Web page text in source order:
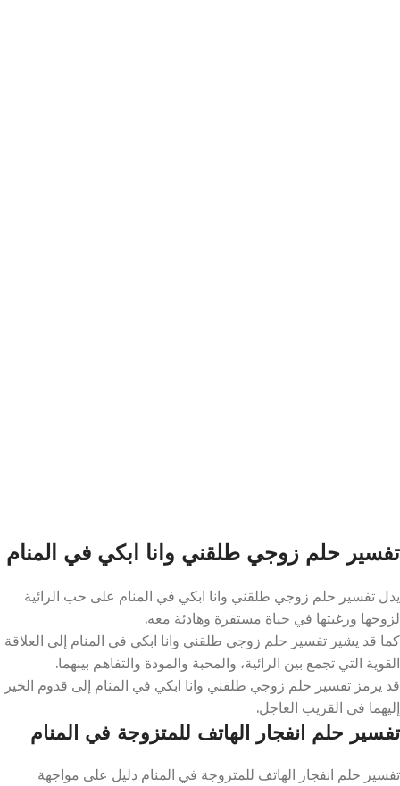
تفسير حلم زوجي طلقني وانا ابكي في المنام
يدل تفسير حلم زوجي طلقني وانا ابكي في المنام على حب الرائية
لزوجها ورغبتها في حياة مستقرة وهادئة معه.
كما قد يشير تفسير حلم زوجي طلقني وانا ابكي في المنام إلى العلاقة
القوية التي تجمع بين الرائية، والمحبة والمودة والتفاهم بينهما.
قد يرمز تفسير حلم زوجي طلقني وانا ابكي في المنام إلى قدوم الخير
إليهما في القريب العاجل.
تفسير حلم انفجار الهاتف للمتزوجة في المنام
تفسير حلم انفجار الهاتف للمتزوجة في المنام دليل على مواجهة